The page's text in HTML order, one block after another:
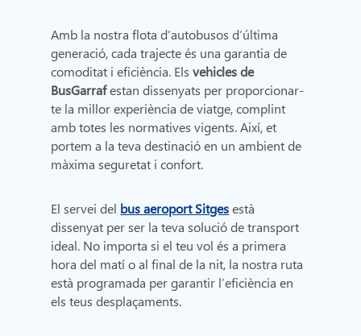
Amb la nostra flota d’autobusos d’última
generació, cada trajecte és una garantia de
comoditat i eficiència. Elsvehicles de
BusGarrafestan dissenyats per proporcionar-
te la millor experiència de viatge, complint
amb totes les normatives vigents. Així, et
portem a la teva destinació en un ambient de
màxima seguretat i confort.
El servei del bus aeroport Sitgesestà
dissenyat per ser la teva solució de transport
ideal. No importa si el teu vol és a primera
hora del matí o al final de la nit, la nostra ruta
està programada per garantir l’eficiència en
els teus desplaçaments.